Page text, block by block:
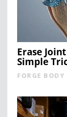
Erase
Simple
FORGE BODY